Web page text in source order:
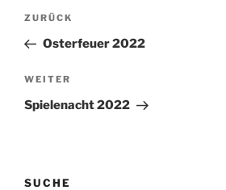
Beitragsnavigation
Vorheriger
Beitrag
ZURÜCK
Osterfeuer 2022
Nächster
Beitrag
WEITER
Spielenacht 2022
SUCHE